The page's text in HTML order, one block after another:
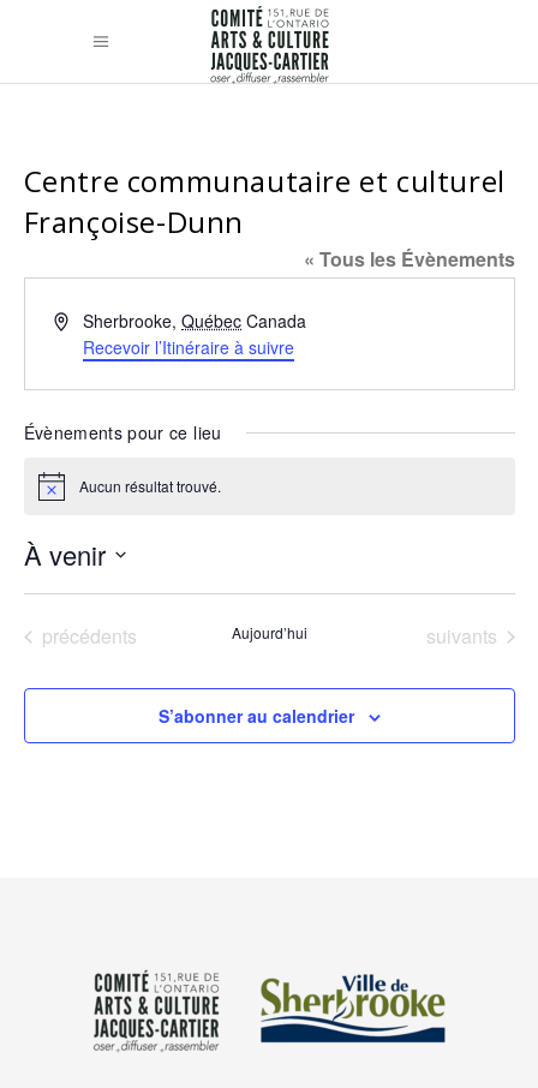
Centre communautaire et culturel
Françoise-Dunn
« Tous les Évènements
AdresseSherbrooke, Québec Canada
Recevoir l’Itinéraire à suivre
Évènements pour ce lieu
Notice Aucun résultat trouvé.
À venir
Sélectionnez
date.
Évènements
précédents Aujourd’hui Évènements
suivants
S’abonner au calendrier